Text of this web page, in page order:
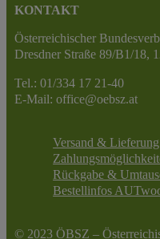
KONTAKT
Österreichischer
Dresdner Straße 89/B1/18,
Tel.: 01/334 17 21-40
E-Mail: office@oebsz.at
Versand & Lieferung
Rückgabe &
Bestellinfos
© 2023 ÖBSZ –